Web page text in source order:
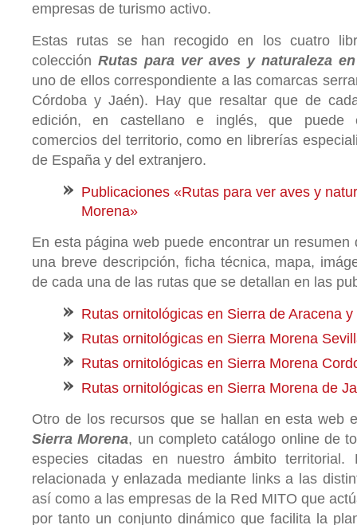
empresas de turismo activo.
Estas rutas se han recogido en los cuatro
colección Rutas para ver aves y naturaleza
uno de ellos correspondiente a las comarcas
Córdoba y Jaén). Hay que resaltar que de
edición, en castellano e inglés, que puede
comercios del territorio, como en librerías
de España y del extranjero.
Publicaciones «Rutas para ver aves y
Morena»
En esta página web puede encontrar un resumen
una breve descripción, ficha técnica, mapa,
de cada una de las rutas que se detallan en las
Rutas ornitológicas en Sierra de Aracena
Rutas ornitológicas en Sierra Morena
Rutas ornitológicas en Sierra Morena
Rutas ornitológicas en Sierra Morena de
Otro de los recursos que se hallan en esta web
Sierra Morena, un completo catálogo online de
especies citadas en nuestro ámbito territorial.
relacionada y enlazada mediante links a las
así como a las empresas de la Red MITO que
por tanto un conjunto dinámico que facilita la